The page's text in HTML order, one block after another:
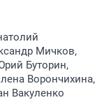
Мичков,
Буторин,
Ворончихина,
Вакуленко